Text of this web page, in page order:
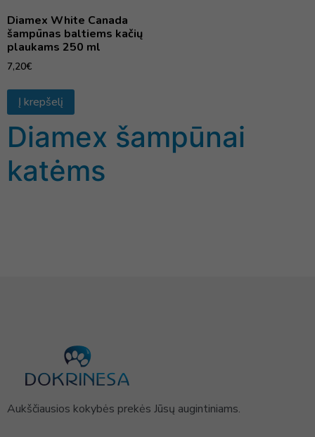
Diamex White Canada
šampūnas baltiems kačių
plaukams 250 ml
7,20€
Į krepšelį
Diamex šampūnai
katėms
Aukščiausios kokybės prekės Jūsų augintiniams.